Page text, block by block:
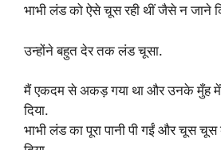
भाभी लंड को ऐसे चूस रही थीं जैसे न जाने
उन्होंने बहुत देर तक लंड चूसा.
मैं एकदम से अकड़ गया था और उनके मुँह में
दिया.
भाभी लंड का पूरा पानी पी गईं और चूस